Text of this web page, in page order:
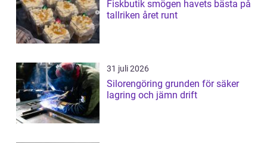
Fiskbutik smögen havets bästa på
tallriken året runt
31 juli 2026
Silorengöring grunden för säker
lagring och jämn drift